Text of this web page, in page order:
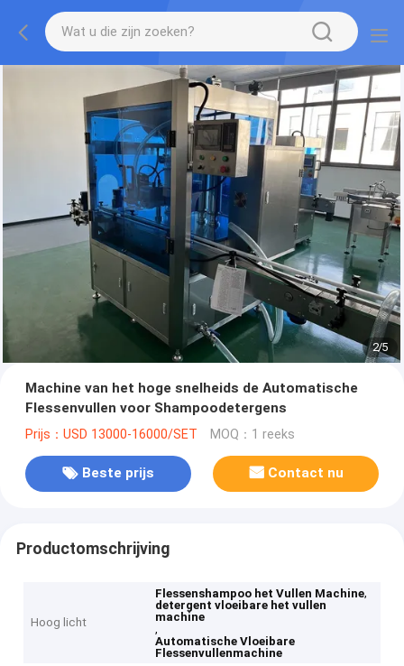
2/5
Machine van het hoge snelheids de Automatische
Flessenvullen voor Shampoodetergens
Prijs：USD 13000-16000/SET MOQ：1 reeks
Beste prijs Contact nu
Productomschrijving
Hoog licht
Flessenshampoo het Vullen Machine,
detergent vloeibare het vullen
machine
,
Automatische Vloeibare
Flessenvullenmachine